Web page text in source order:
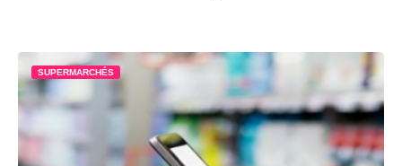
SUPERMARCHÉS